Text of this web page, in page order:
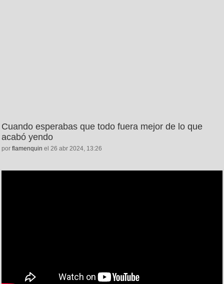
Cuando esperabas que todo fuera mejor de lo que
acabó yendo
por flamenquin el 26 abr 2024, 13:26